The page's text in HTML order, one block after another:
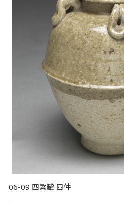
06-09 四繫罐 四件